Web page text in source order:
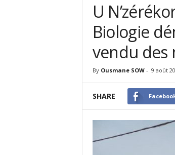
U
Biologie
vendu des
By Ousmane SOW- 9 août
SHARE